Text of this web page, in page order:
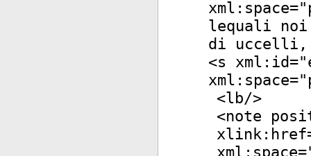
xml:space="
lequali noi
di uccelli,
<s xml:id="
xml:space="
<lb/>
<note
xlink:href
xml:space